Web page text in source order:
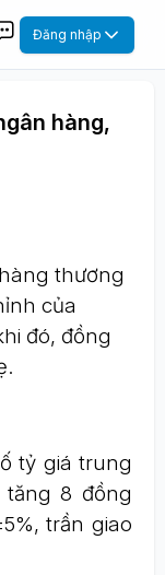
Đăng nhập
hàng,
thương
của
đó, đồng
tỷ giá trung
tăng 8 đồng
trần giao